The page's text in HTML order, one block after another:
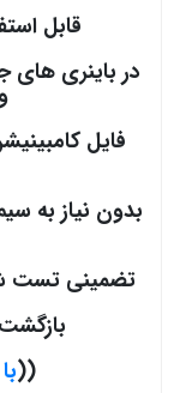
قابل استفاده
در باینری های
بدون نیاز به
تضمینی تست شده
((